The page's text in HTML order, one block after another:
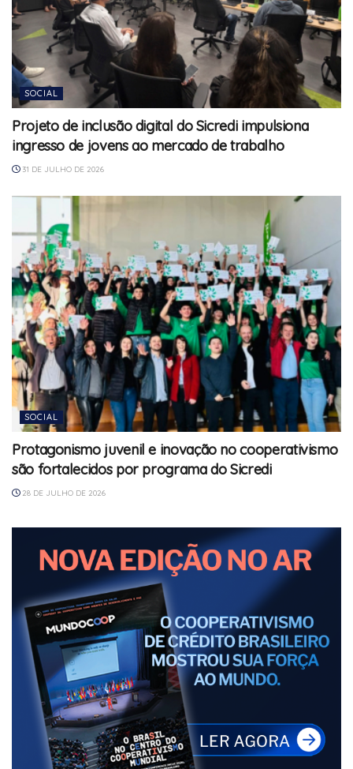
SOCIAL
Projeto de inclusão digital do Sicredi impulsiona
ingresso de jovens ao mercado de trabalho
31 DE JULHO DE 2026
SOCIAL
Protagonismo juvenil e inovação no cooperativismo
são fortalecidos por programa do Sicredi
28 DE JULHO DE 2026